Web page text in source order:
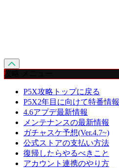
攻略 メニュー
P5X攻略トップに戻る
P5X2年目に向けて特番情報
4.6アプデ最新情報
メンテナンスの最新情報
ガチャスケ予想(Ver.4.7~)
公式ストアの支払い方法
復帰したらやるべきこと
アカウント連携のやり方